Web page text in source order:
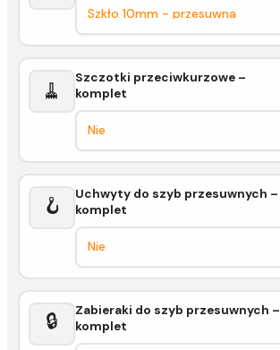
🧹
Szczotki przeciwkurzowe –
komplet
🪝
Uchwyty do szyb przesuwnych –
komplet
🔒
Zabieraki do szyb przesuwnych –
komplet